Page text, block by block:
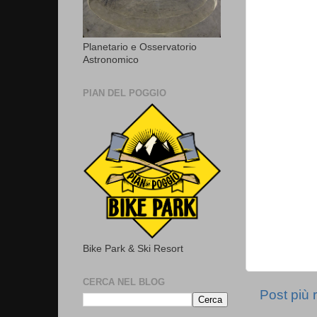
Post più
Planetario e Osservatorio
Astronomico
PIAN DEL POGGIO
Bike Park & Ski Resort
CERCA NEL BLOG